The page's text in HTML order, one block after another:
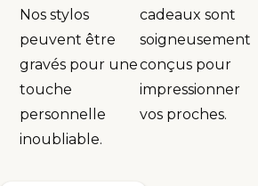
Nos stylos
peuvent être
gravés pour une
touche
personnelle
inoubliable.
cadeaux sont
soigneusement
conçus pour
impressionner
vos proches.